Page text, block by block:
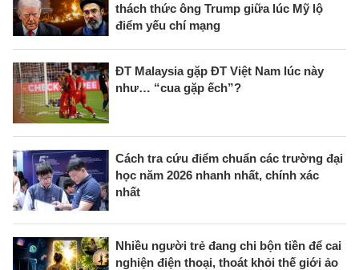
thách thức ông Trump giữa lúc Mỹ lộ
điểm yếu chí mạng
ĐT Malaysia gặp ĐT Việt Nam lúc này
như… “cua gặp ếch”?
Cách tra cứu điểm chuẩn các trường đại
học năm 2026 nhanh nhất, chính xác
nhất
Nhiều người trẻ đang chi bộn tiền để cai
nghiện điện thoại, thoát khỏi thế giới ảo